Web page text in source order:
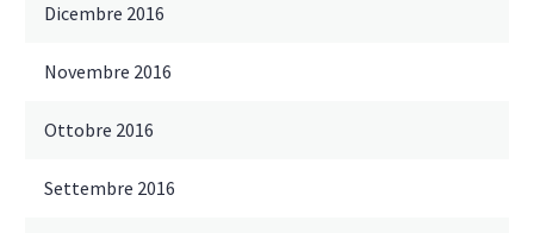
Dicembre 2016
Novembre 2016
Ottobre 2016
Settembre 2016